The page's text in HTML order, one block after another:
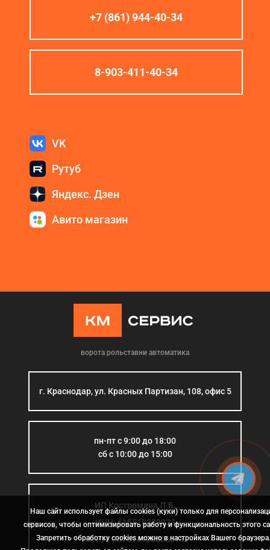
+7 (861) 944-40-34
8-903-411-40-34
VK
Рутуб
Яндекс. Дзен
Авито магазин
ворота рольставни автоматика
г. Краснодар, ул. Красных Партизан, 108, офис 5
пн-пт с 9:00 до 18:00
сб с 10:00 до 15:00
ИП Костромина Л.Б.
ИНН: 615510383923
ОГРН: 307614126000015
Наш сайт использует файлы cookies (куки) только для
сервисов, чтобы оптимизировать работу и функциональность этого
Запретить обработку cookies можно в настройках Вашего браузера.